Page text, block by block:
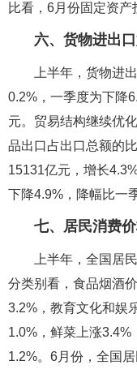
比看，6月份固定资产
六、货物进出
上半年，货物进
0.2%，一季度为下降
元。贸易结构继续优
品出口占出口总额的
15131亿元，增长
下降4.9%，降幅比一
七、居民消费
上半年，全国居
分类别看，食品烟酒
3.2%，教育文化和娱
1.0%，鲜菜上涨
1.2%。6月份，全国